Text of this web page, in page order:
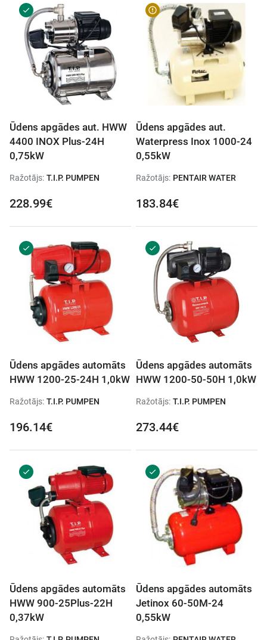
Ūdens apgādes aut. HWW
4400 INOX Plus-24H
0,75kW
Ražotājs: T.I.P. PUMPEN
228.99€
Ūdens apgādes aut.
Waterpress Inox 1000-24
0,55kW
Ražotājs: PENTAIR WATER
183.84€
Ūdens apgādes automāts
HWW 1200-25-24H 1,0kW
Ražotājs: T.I.P. PUMPEN
196.14€
Ūdens apgādes automāts
HWW 1200-50-50H 1,0kW
Ražotājs: T.I.P. PUMPEN
273.44€
Ūdens apgādes automāts
HWW 900-25Plus-22H
0,37kW
Ūdens apgādes automāts
Jetinox 60-50M-24
0,55kW